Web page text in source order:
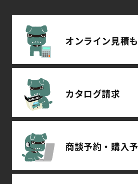
オンライン 見積
カタログ請求
商談予約・ 購入